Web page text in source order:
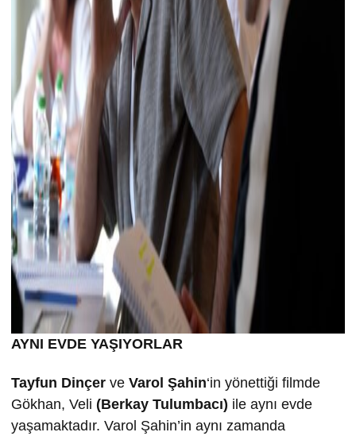
AYNI EVDE YAŞIYORLAR
Tayfun Dinçer ve Varol Şahin‘in yönettiği filmde
Gökhan, Veli (Berkay Tulumbacı) ile aynı evde
yaşamaktadır. Varol Şahin’in aynı zamanda